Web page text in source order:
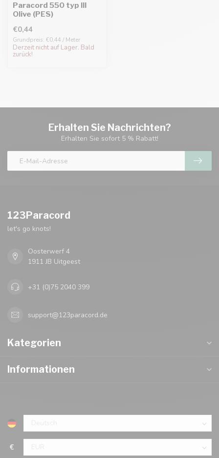
Paracord 550 typ III
Olive (PES)
€0,44
Grundpreis: €0,44 / Meter
Derzeit nicht auf Lager. Bald
zurück!
Erhalten Sie Nachrichten?
Erhalten Sie sofort 5 % Rabatt!
123Paracord
let's go knots!
Oosterwerf 4
1911 JB Uitgeest
+31 (0)75 2040 399
support@123paracord.de
Kategorien
Informationen
€